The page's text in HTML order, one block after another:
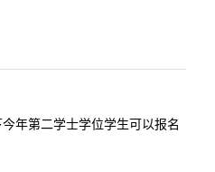
年第二学士学位学生可以报名